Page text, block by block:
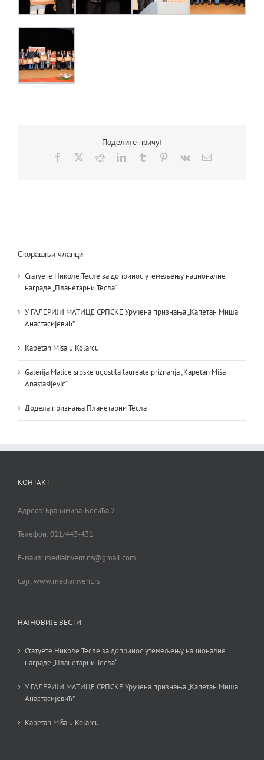
Поделите причу!
Facebook RedditLinkedInTumblr Pinterest
Vk Email
Скорашњи чланци
Статуете Николе Тесле за допринос утемељењу националне
награде „Планетарни Тесла“
У ГАЛЕРИЈИ МАТИЦЕ СРПСКЕ Уручена признања „Капетан Миша
Анастасијевић”
Kapetan Miša u Kolarcu
Galerija Matice srpske ugostila laureate priznanja „Kapetan Miša
Anastasijević“
Додела признања Планетарни Тесла
КОНТАКТ
Адреса: Бранимира Ћосића 2
Телефон: 021/443-431
Е-маил: mediainvent.ns@gmail.com
Сајт: www.mediainvent.rs
НАЈНОВИЈЕ ВЕСТИ
Статуете Николе Тесле за допринос утемељењу националне
награде „Планетарни Тесла“
У ГАЛЕРИЈИ МАТИЦЕ СРПСКЕ Уручена признања „Капетан Миша
Анастасијевић”
Kapetan Miša u Kolarcu